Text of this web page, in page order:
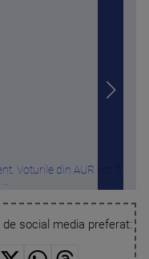
Voturile din AUR vor fi
social media preferat: